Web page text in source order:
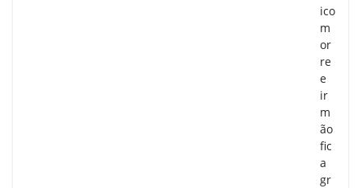
ico
m
or
re
e
ir
m
ão
fic
a
gr